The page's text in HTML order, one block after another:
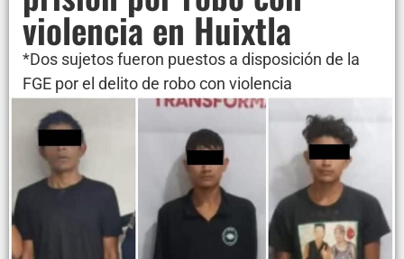
violencia en Huixtla
*Dos sujetos fueron puestos a disposición de la
FGE por el delito de robo con violencia